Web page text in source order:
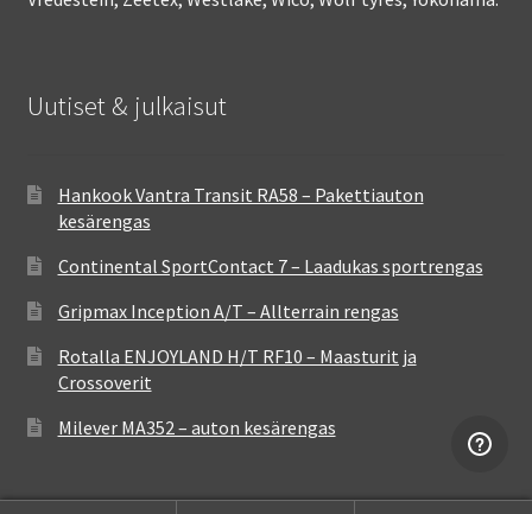
Uutiset & julkaisut
Hankook Vantra Transit RA58 – Pakettiauton
kesärengas
Continental SportContact 7 – Laadukas sportrengas
Gripmax Inception A/T – Allterrain rengas
Rotalla ENJOYLAND H/T RF10 – Maasturit ja
Crossoverit
Milever MA352 – auton kesärengas